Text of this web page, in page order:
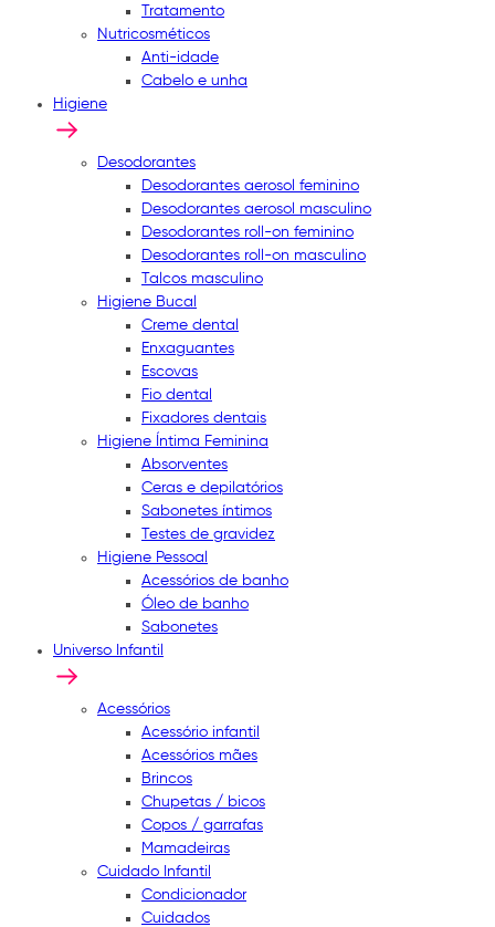
Tratamento
Nutricosméticos
Anti-idade
Cabelo e unha
Higiene
Desodorantes
Desodorantes aerosol feminino
Desodorantes aerosol masculino
Desodorantes roll-on feminino
Desodorantes roll-on masculino
Talcos masculino
Higiene Bucal
Creme dental
Enxaguantes
Escovas
Fio dental
Fixadores dentais
Higiene Íntima Feminina
Absorventes
Ceras e depilatórios
Sabonetes íntimos
Testes de gravidez
Higiene Pessoal
Acessórios de banho
Óleo de banho
Sabonetes
Universo Infantil
Acessórios
Acessório infantil
Acessórios mães
Brincos
Chupetas / bicos
Copos / garrafas
Mamadeiras
Cuidado Infantil
Condicionador
Cuidados